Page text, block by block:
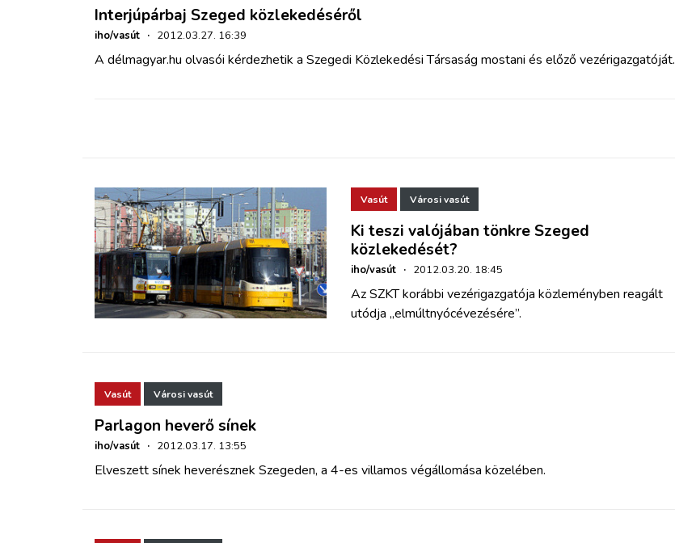
Interjúpárbaj Szeged közlekedéséről
iho/vasút · 2012.03.27. 16:39
A délmagyar.hu olvasói kérdezhetik a Szegedi Közlekedési Társaság mostani és előző vezérigazgatóját.
Vasút Városi vasút
Ki teszi valójában tönkre Szeged
közlekedését?
iho/vasút · 2012.03.20. 18:45
Az SZKT korábbi vezérigazgatója közleményben reagált
utódja „elmúltnyócévezésére”.
Vasút Városi vasút
Parlagon heverő sínek
iho/vasút · 2012.03.17. 13:55
Elveszett sínek heverésznek Szegeden, a 4-es villamos végállomása közelében.